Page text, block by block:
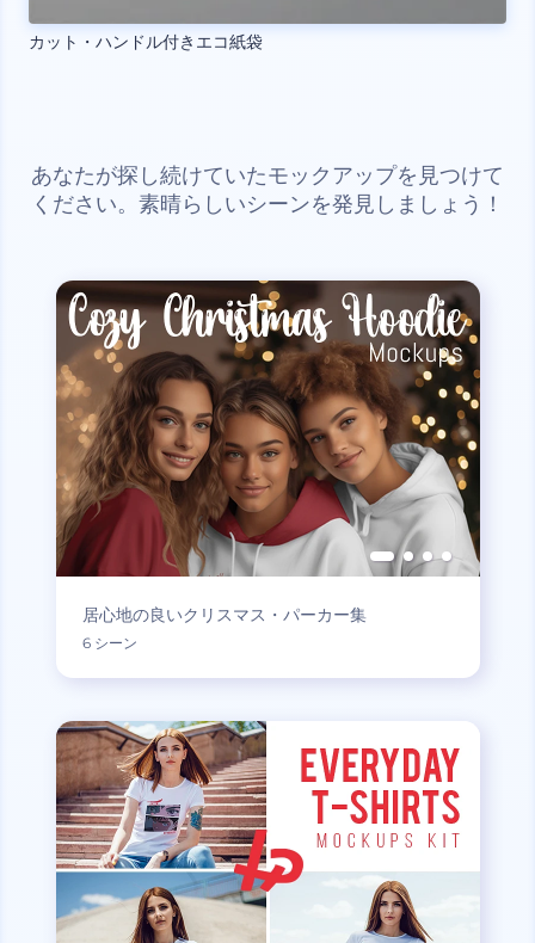
カット・ハンドル付きエコ紙袋
あなたが探し続けていたモックアップを見つけて
ください。素晴らしいシーンを発見しましょう！
居心地の良いクリスマス・パーカー集
6 シーン